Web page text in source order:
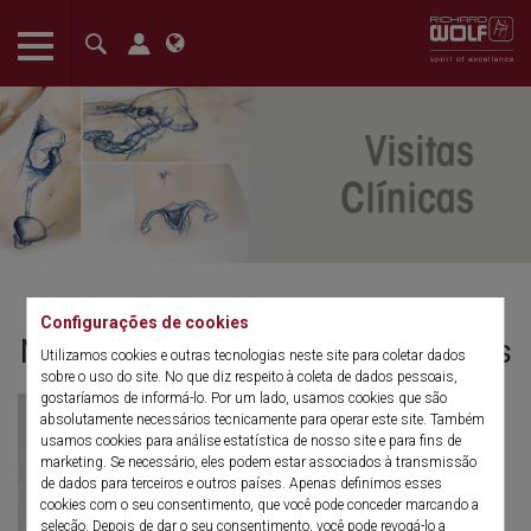
Configurações de cookies
Utilizamos cookies e outras tecnologias neste site para coletar dados
sobre o uso do site. No que diz respeito à coleta de dados pessoais,
gostaríamos de informá-lo. Por um lado, usamos cookies que são
absolutamente necessários tecnicamente para operar este site. Também
usamos cookies para análise estatística de nosso site e para fins de
marketing. Se necessário, eles podem estar associados à transmissão
de dados para terceiros e outros países. Apenas definimos esses
cookies com o seu consentimento, que você pode conceder marcando a
seleção. Depois de dar o seu consentimento, você pode revogá-lo a
The language setting of your browser is set to English. Do you
Nosso conceito de visitas clínicas